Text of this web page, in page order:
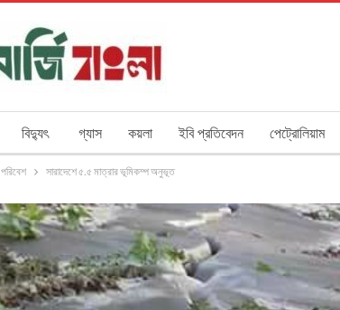
বিদ্যুৎ গ্যাস কয়লা ইবি প্রতিবেদন পেট্রোলিয়াম
পরিবেশ সারাদেশে ৫.৫ মাত্রার ভূমিকম্প অনুভূত